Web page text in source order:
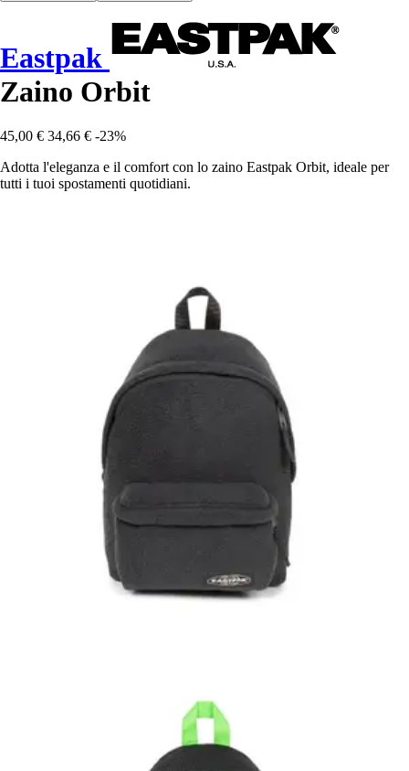
Eastpak
Zaino Orbit
45,00 € 34,66 € -23%
Adotta l'eleganza e il comfort con lo zaino Eastpak Orbit, ideale per
tutti i tuoi spostamenti quotidiani.